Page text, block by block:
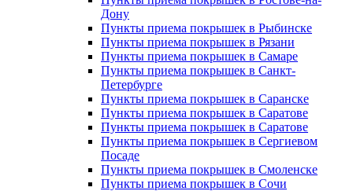
Дону
Пункты приема покрышек в Рыбинске
Пункты приема покрышек в Рязани
Пункты приема покрышек в Самаре
Пункты приема покрышек в Санкт-
Петербурге
Пункты приема покрышек в Саранске
Пункты приема покрышек в Саратове
Пункты приема покрышек в Саратове
Пункты приема покрышек в Сергиевом
Посаде
Пункты приема покрышек в Смоленске
Пункты приема покрышек в Сочи